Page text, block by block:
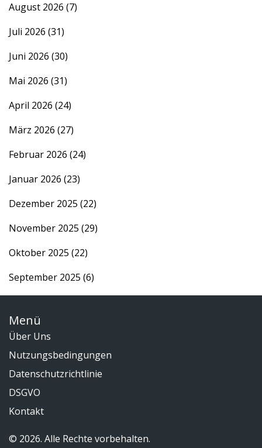
August 2026 (7)
Juli 2026 (31)
Juni 2026 (30)
Mai 2026 (31)
April 2026 (24)
März 2026 (27)
Februar 2026 (24)
Januar 2026 (23)
Dezember 2025 (22)
November 2025 (29)
Oktober 2025 (22)
September 2025 (6)
Menü
Über Uns
Nutzungsbedingungen
Datenschutzrichtlinie
DSGVO
Kontakt
© 2026. Alle Rechte vorbehalten.